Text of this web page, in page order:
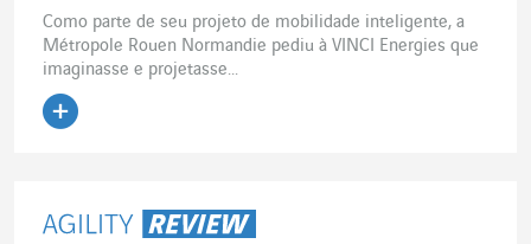
Como parte de seu projeto de mobilidade inteligente, a
Métropole Rouen Normandie pediu à VINCI Energies que
imaginasse e projetasse...